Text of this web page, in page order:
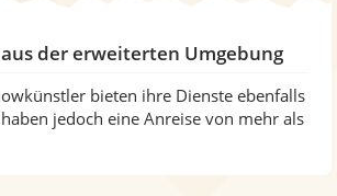
der erweiterten Umgebung
bieten ihre Dienste ebenfalls
jedoch eine Anreise von mehr als